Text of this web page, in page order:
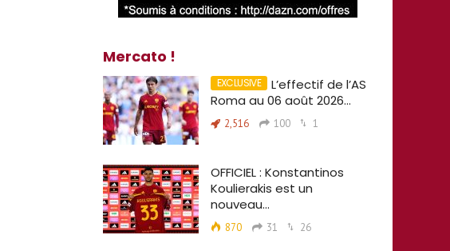
Mercato !
L’effectif de l’AS
Roma au 06 août 2026…
2,516 100 1
OFFICIEL : Konstantinos
Koulierakis est un
nouveau…
870 31 26